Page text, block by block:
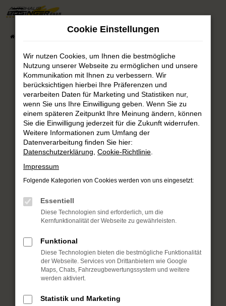
Zum
springen
Fahrzeug-Showroom
Fehler: Network Error
Beim Laden ist ein Fehler aufgetreten.
Hier sind ein paar Tipps, die dir helfen können:
Überprüfe deine Firewall und deine
Internetverbindung.
Laden andere Webseiten, zum Beispiel deine
Manche Erweiterungen, wie Werbeblocker,
können das Laden bestimmter Seiten
verhindern. Funktioniert die Seite in einem
anderen Browser oder in einem privaten
Starte dein Gerät neu.
Das kann manchmal helfen, vorübergehende
Probleme zu beheben.
Stelle sicher, dass dein Browser und dein
Betriebssystem auf dem neuesten Stand
Cookie Einstellungen
Wir nutzen Cookies, um Ihnen die bestmögliche
Nutzung unserer Webseite zu ermöglichen und unsere
Kommunikation mit Ihnen zu verbessern. Wir
berücksichtigen hierbei Ihre Präferenzen und
verarbeiten Daten für Marketing und Statistiken nur,
wenn Sie uns Ihre Einwilligung geben. Wenn Sie zu
einem späteren Zeitpunkt Ihre Meinung ändern, können
Sie die Einwilligung jederzeit für die Zukunft widerrufen.
Weitere Informationen zum Umfang der
Datenverarbeitung finden Sie hier:
Datenschutzerklärung Cookie-Richtlinie
Impressum
Folgende Kategorien von Cookies werden von uns eingesetzt:
Essentiell
Diese Technologien sind erforderlich, um die
Kernfunktionalität der Webseite zu gewährleisten.
Funktional
Diese Technologien bieten die bestmögliche Funktionalität
der Webseite. Services von Drittanbietern wie Google
Maps, Chats, Fahrzeugbewertungssystem und weitere
werden aktiviert.
Statistik und Marketing